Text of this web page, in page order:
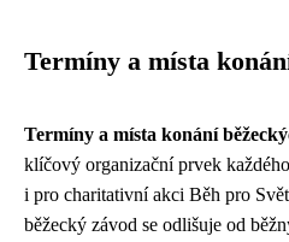
Termíny a místa
Termíny a místa konání
klíčový organizační prvek
i pro charitativní akci Běh pro
běžecký závod se odlišuje od